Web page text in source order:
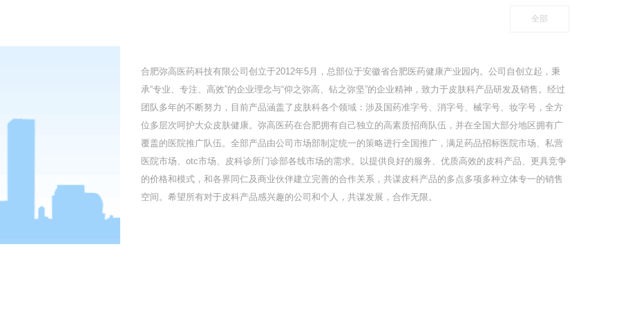
全部
合肥弥高医药科技有限公司创立于2012年5月，总部位于安徽省合肥医药健康产业园内。公司自创立起，秉
承“专业、专注、高效”的企业理念与“仰之弥高、钻之弥坚”的企业精神，致力于皮肤科产品研发及销售。经过
团队多年的不断努力，目前产品涵盖了皮肤科各个领域：涉及国药准字号、消字号、械字号、妆字号，全方
位多层次呵护大众皮肤健康。弥高医药在合肥拥有自己独立的高素质招商队伍，并在全国大部分地区拥有广
覆盖的医院推广队伍。全部产品由公司市场部制定统一的策略进行全国推广，满足药品招标医院市场、私营
医院市场、otc市场、皮科诊所门诊部各线市场的需求。以提供良好的服务、优质高效的皮科产品、更具竞争
的价格和模式，和各界同仁及商业伙伴建立完善的合作关系，共谋皮科产品的多点多项多种立体专一的销售
空间。希望所有对于皮科产品感兴趣的公司和个人，共谋发展，合作无限。